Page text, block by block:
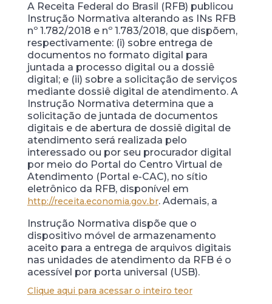
A Receita Federal do Brasil (RFB) publicou
Instrução Normativa alterando as INs RFB
nº 1.782/2018 e nº 1.783/2018, que dispõem,
respectivamente: (i) sobre entrega de
documentos no formato digital para
juntada a processo digital ou a dossiê
digital; e (ii) sobre a solicitação de serviços
mediante dossiê digital de atendimento. A
Instrução Normativa determina que a
solicitação de juntada de documentos
digitais e de abertura de dossiê digital de
atendimento será realizada pelo
interessado ou por seu procurador digital
por meio do Portal do Centro Virtual de
Atendimento (Portal e-CAC), no sítio
eletrônico da RFB, disponível em
http://receita.economia.gov.br. Ademais, a
Instrução Normativa dispõe que o
dispositivo móvel de armazenamento
aceito para a entrega de arquivos digitais
nas unidades de atendimento da RFB é o
acessível por porta universal (USB).
Clique aqui para acessar o inteiro teor